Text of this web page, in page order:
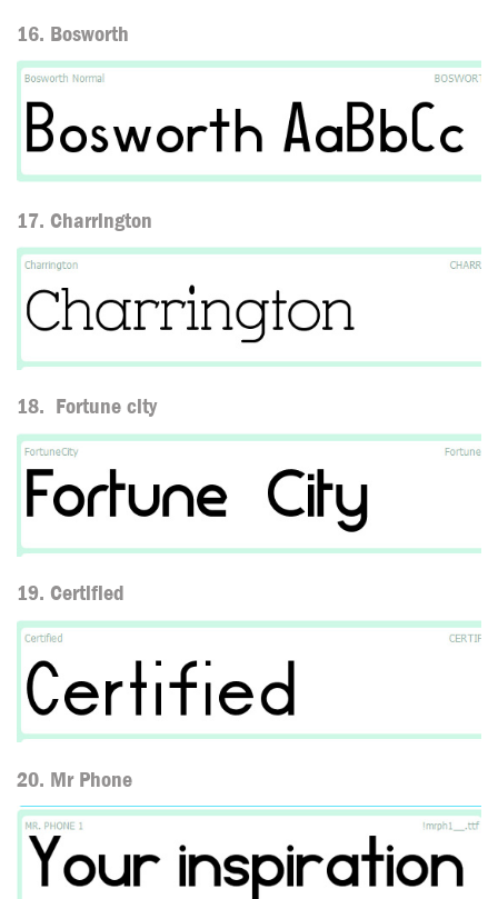
16. Bosworth
17. Charrington
18. Fortune city
19. Certified
20. Mr Phone